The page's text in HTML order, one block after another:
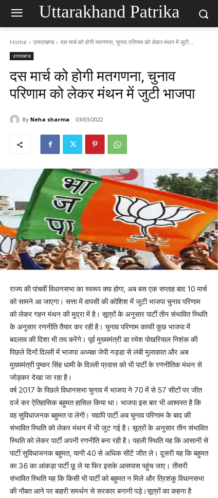
Uttarakhand Patrika
Home उत्तराखण्ड दस मार्च को होगी मतगणना, चुनाव परिणाम को लेकर मंथन में जुटी...
उत्तराखण्ड
दस मार्च को होगी मतगणना, चुनाव
परिणाम को लेकर मंथन में जुटी भाजपा
By Neha sharma 03/03/2022
राज्य की पांचवीं विधानसभा का स्वरूप क्या होगा, अब बस एक सप्ताह बाद 10 मार्च
को सामने आ जाएगा। सत्ता में वापसी की कोशिश में जुटी भाजपा चुनाव परिणाम
को लेकर गहन मंथन की मुद्रा में है। सूत्रों के अनुसार पार्टी तीन संभावित स्थिति
के अनुसार रणनीति तैयार कर रही है। चुनाव परिणाम काफी कुछ भाजपा में
बदलाव की दिशा भी तय करेंगे। पूर्व मुख्यमंत्री डा रमेश पोखरियाल निशंक की
पिछले दिनों दिल्ली में भाजपा अध्यक्ष जेपी नड्डा से लंबी मुलाकात और अब
मुख्यमंत्री पुष्कर सिंह धामी के दिल्ली प्रवास को भी पार्टी के रणनीतिक मंथन से
जोड़कर देखा जा रहा है।
वर्ष 2017 के पिछले विधानसभा चुनाव में भाजपा ने 70 में से 57 सीटों पर जीत
दर्ज कर ऐतिहासिक बहुमत हासिल किया था। भाजपा इस बार भी आश्वस्त है कि
वह सुविधाजनक बहुमत पा लेगी। यद्यपि पार्टी अब चुनाव परिणाम के बाद की
संभावित स्थिति को लेकर मंथन में भी जुट गई है। सूत्रों के अनुसार तीन संभावित
स्थिति को लेकर पार्टी अपनी रणनीति बना रही है। पहली स्थिति यह कि आसानी से
पार्टी सुविधाजनक बहुमत, यानी 40 से अधिक सीटें जीत ले। दूसरी यह कि बहुमत
का 36 का आंकड़ा पार्टी छू ले या फिर इसके आसपास पहुंच जाए। तीसरी
संभावित स्थिति यह कि किसी भी पार्टी को बहुमत न मिले और त्रिशंकु विधानसभा
की नौबत आने पर बाहरी समर्थन से सरकार बनानी पड़े।सूत्रों का कहना है